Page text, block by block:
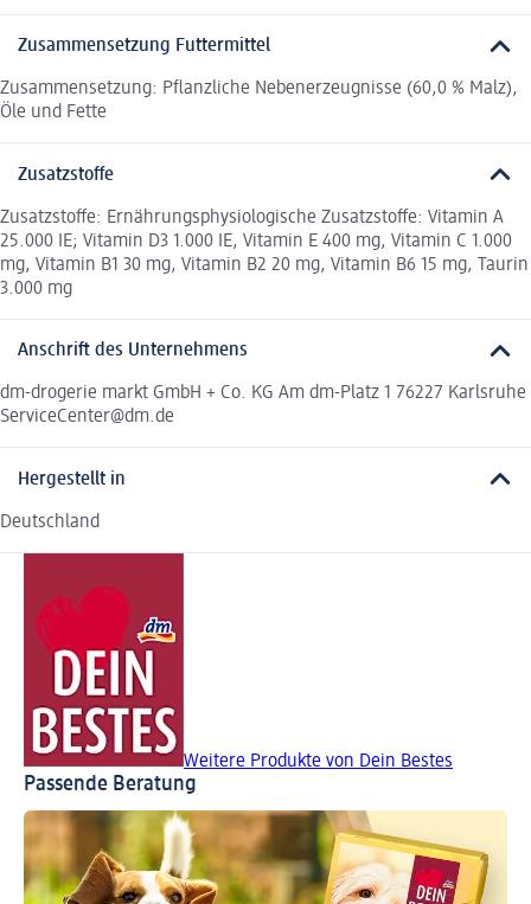
Zusammensetzung Futtermittel
Zusammensetzung: Pflanzliche Nebenerzeugnisse (60,0 % Malz),
Öle und Fette
Zusatzstoffe
Zusatzstoffe: Ernährungsphysiologische Zusatzstoffe: Vitamin A
25.000 IE; Vitamin D3 1.000 IE, Vitamin E 400 mg, Vitamin C 1.000
mg, Vitamin B1 30 mg, Vitamin B2 20 mg, Vitamin B6 15 mg, Taurin
3.000 mg
Anschrift des Unternehmens
dm-drogerie markt GmbH + Co. KG Am dm-Platz 1 76227 Karlsruhe
ServiceCenter@dm.de
Hergestellt in
Deutschland
Weitere Produkte von Dein Bestes
Passende Beratung